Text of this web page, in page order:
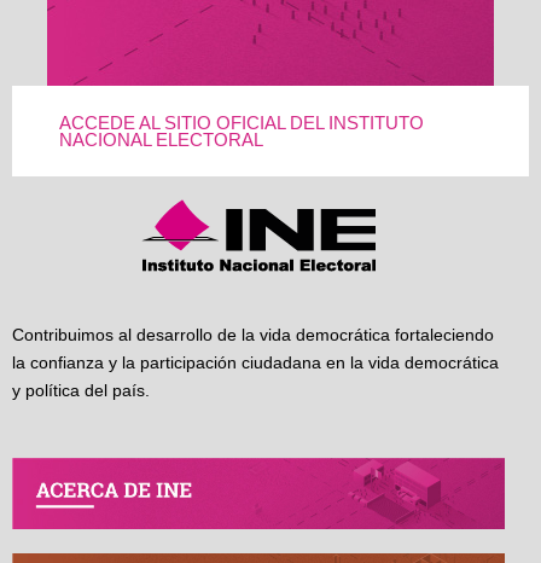
ACCEDE AL SITIO OFICIAL DEL INSTITUTO
NACIONAL ELECTORAL
Contribuimos al desarrollo de la vida democrática fortaleciendo
la confianza y la participación ciudadana en la vida democrática
y política del país.